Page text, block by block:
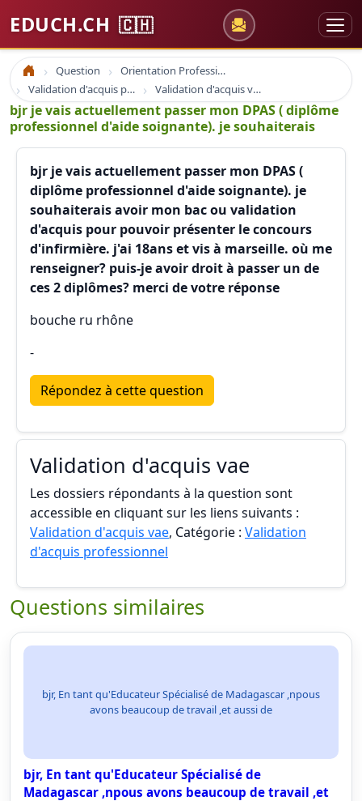
EDUCH.CH 🇨🇭
Accueil Question
Orientation Professionnelle
Validation d'acquis professionnel
Validation d'acquis vae
bjr je vais actuellement passer mon DPAS ( diplôme
professionnel d'aide soignante). je souhaiterais
bjr je vais actuellement passer mon DPAS (
diplôme professionnel d'aide soignante). je
souhaiterais avoir mon bac ou validation
d'acquis pour pouvoir présenter le concours
d'infirmière. j'ai 18ans et vis à marseille. où me
renseigner? puis-je avoir droit à passer un de
ces 2 diplômes? merci de votre réponse
bouche ru rhône
-
Répondez à cette question
Validation d'acquis vae
Les dossiers répondants à la question sont
accessible en cliquant sur les liens suivants :
Validation d'acquis vae, Catégorie : Validation
d'acquis professionnel
Questions similaires
bjr, En tant qu'Educateur Spécialisé de Madagascar ,npous
avons beaucoup de travail ,et aussi de
bjr, En tant qu'Educateur Spécialisé de
Madagascar ,npous avons beaucoup de travail ,et